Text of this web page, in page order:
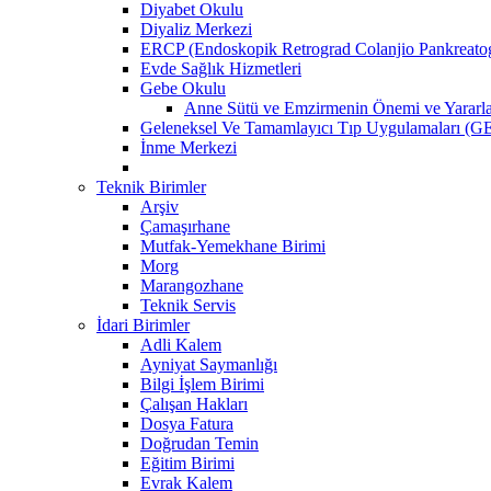
Diyabet Okulu
Diyaliz Merkezi
ERCP (Endoskopik Retrograd Colanjio
Evde Sağlık Hizmetleri
Gebe Okulu
Anne Sütü ve Emzirmenin Önemi ve
Geleneksel Ve Tamamlayıcı Tıp Uygulamaları
İnme Merkezi
Teknik Birimler
Arşiv
Çamaşırhane
Mutfak-Yemekhane Birimi
Morg
Marangozhane
Teknik Servis
İdari Birimler
Adli Kalem
Ayniyat Saymanlığı
Bilgi İşlem Birimi
Çalışan Hakları
Dosya Fatura
Doğrudan Temin
Eğitim Birimi
Evrak Kalem